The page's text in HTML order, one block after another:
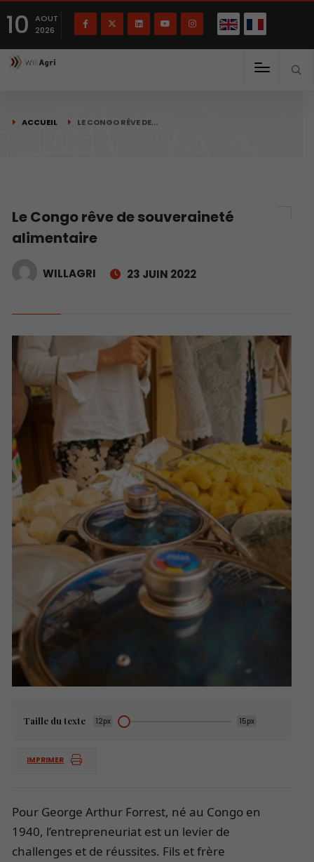
10
AOUT
2026
ACCUEIL LE CONGO RÊVE DE…
Le Congo rêve de souveraineté
alimentaire
WILLAGRI 23 JUIN 2022
Taille du texte 12px 15px
IMPRIMER
Pour George Arthur Forrest, né au Congo en
1940, l’entrepreneuriat est un levier de
challenges et de réussites. Fils et frère
Français English(English)